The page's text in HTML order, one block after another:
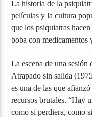
La historia de la
películas y la cultura
que los psiquiatras
boba con medicamentos
La escena de una
Atrapado sin salida
es una de las que
recursos brutales. “Hay
como si perdiera, como